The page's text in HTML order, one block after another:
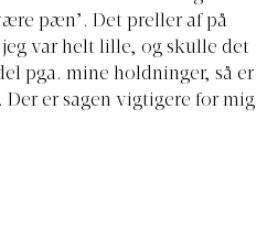
pæn’. Det preller af på
var helt lille, og skulle det
pga. mine holdninger, så er
er sagen vigtigere for mig